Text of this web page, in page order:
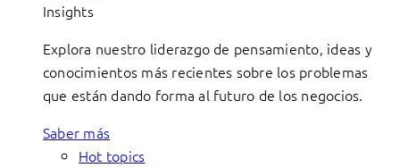
Insights
Explora nuestro liderazgo de pensamiento, ideas y
conocimientos más recientes sobre los problemas
que están dando forma al futuro de los negocios.
Saber más
Hot topics